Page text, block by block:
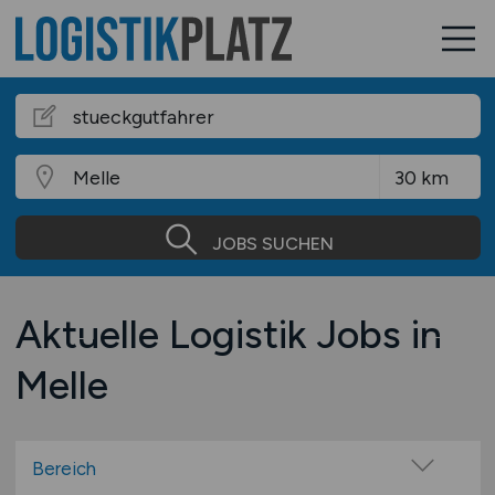
JOBS SUCHEN
Aktuelle Logistik Jobs in
Melle
Bereich